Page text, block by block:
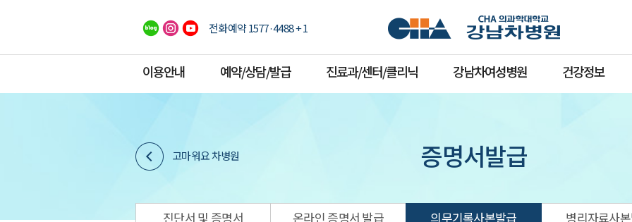
전화예약 1577·4488 + 1
이용안내 예약/상담/발급 진료과/센터/클리닉 강남차여성병원 건강정보
고마워요 차병원 증명서발급
진단서 및 증명서 온라인 증명서 발급 의무기록사본발급 병리자료사